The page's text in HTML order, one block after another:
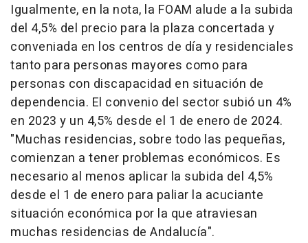
Igualmente, en la nota, la FOAM alude a la subida
del 4,5% del precio para la plaza concertada y
conveniada en los centros de día y residenciales
tanto para personas mayores como para
personas con discapacidad en situación de
dependencia. El convenio del sector subió un 4%
en 2023 y un 4,5% desde el 1 de enero de 2024.
"Muchas residencias, sobre todo las pequeñas,
comienzan a tener problemas económicos. Es
necesario al menos aplicar la subida del 4,5%
desde el 1 de enero para paliar la acuciante
situación económica por la que atraviesan
muchas residencias de Andalucía".